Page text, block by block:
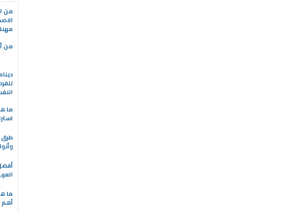
من
من
ما
طرق
ما
أهم